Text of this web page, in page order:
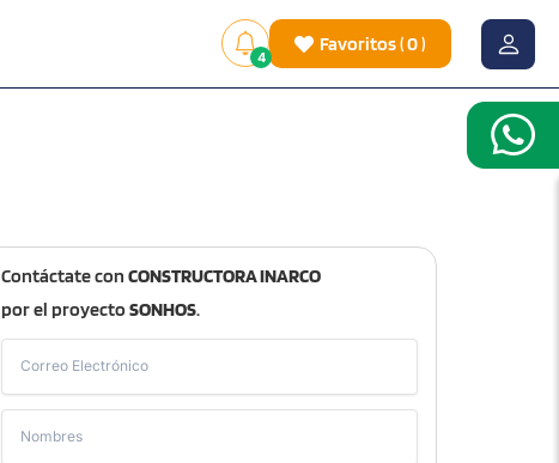
4
Favoritos(0)
Contáctate con CONSTRUCTORA INARCO
por el proyecto SONHOS.
Correo Electrónico
Nombres